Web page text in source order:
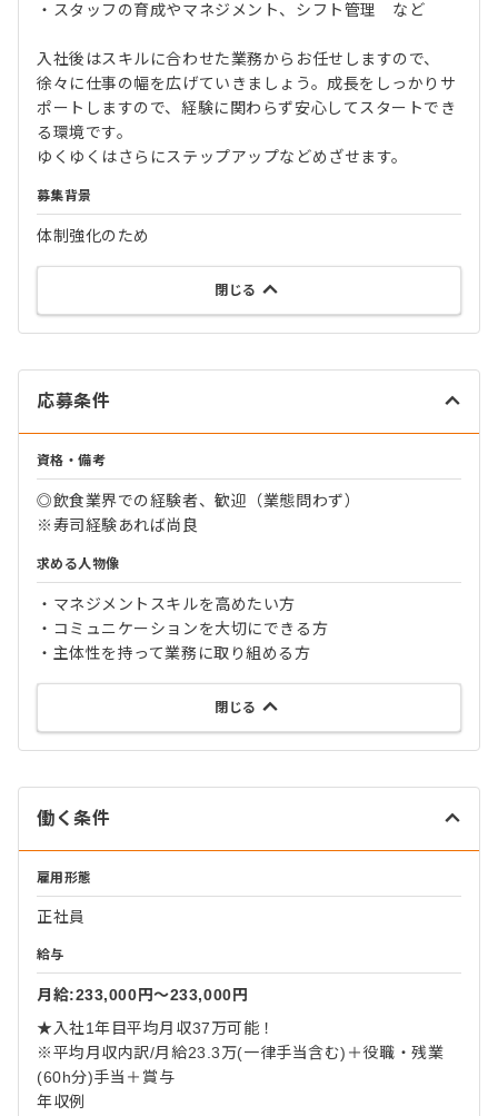
・スタッフの育成やマネジメント、シフト管理 など
入社後はスキルに合わせた業務からお任せしますので、
徐々に仕事の幅を広げていきましょう。成長をしっかりサ
ポートしますので、経験に関わらず安心してスタートでき
る環境です。
ゆくゆくはさらにステップアップなどめざせます。
募集背景
体制強化のため
閉じる
応募条件
資格・備考
◎飲食業界での経験者、歓迎（業態問わず）
※寿司経験あれば尚良
求める人物像
・マネジメントスキルを高めたい方
・コミュニケーションを大切にできる方
・主体性を持って業務に取り組める方
閉じる
働く条件
雇用形態
正社員
給与
月給:233,000円〜233,000円
★入社1年目平均月収37万可能！
※平均月収内訳/月給23.3万(一律手当含む)＋役職・残業
(60h分)手当＋賞与
年収例